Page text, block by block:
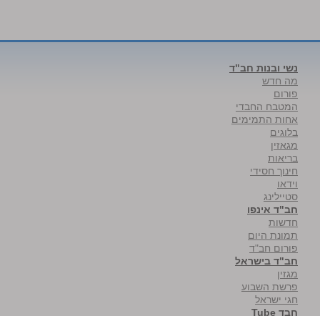
נשי ובנות חב"ד
מה חדש
פורום
המטבח החבדי
אחות התמימים
בלוגים
מגאזין
בריאות
חינוך חסידי
וידאו
סטיילינג
חב"ד אינפו
חדשות
תמונת היום
פורום חב"ד
חב"ד בישראל
מגזין
פרשת השבוע
חגי ישראל
חבד Tube